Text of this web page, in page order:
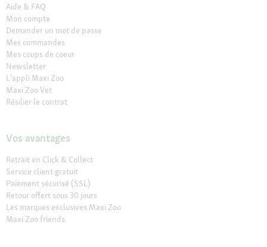
Aide & FAQ
Mon compte
Demander un mot de passe
Mes commandes
Mes coups de coeur
Newsletter
L'appli Maxi Zoo
Maxi Zoo Vet
Résilier le contrat
Vos avantages
Retrait en Click & Collect
Service client gratuit
Paiement sécurisé (SSL)
Retour offert sous 30 jours
Les marques exclusives Maxi Zoo
Maxi Zoo friends